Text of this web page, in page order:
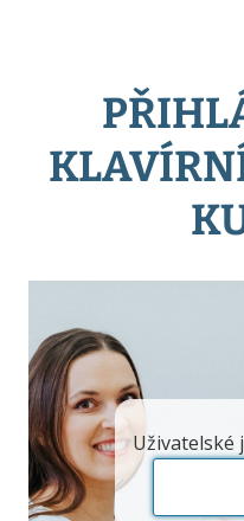
Uživatelské